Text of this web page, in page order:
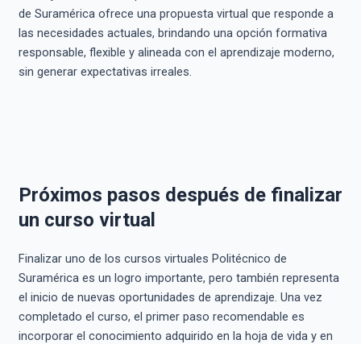
de Suramérica ofrece una propuesta virtual que responde a
las necesidades actuales, brindando una opción formativa
responsable, flexible y alineada con el aprendizaje moderno,
sin generar expectativas irreales.
Próximos pasos después de finalizar
un curso virtual
Finalizar uno de los cursos virtuales Politécnico de
Suramérica es un logro importante, pero también representa
el inicio de nuevas oportunidades de aprendizaje. Una vez
completado el curso, el primer paso recomendable es
incorporar el conocimiento adquirido en la hoja de vida y en